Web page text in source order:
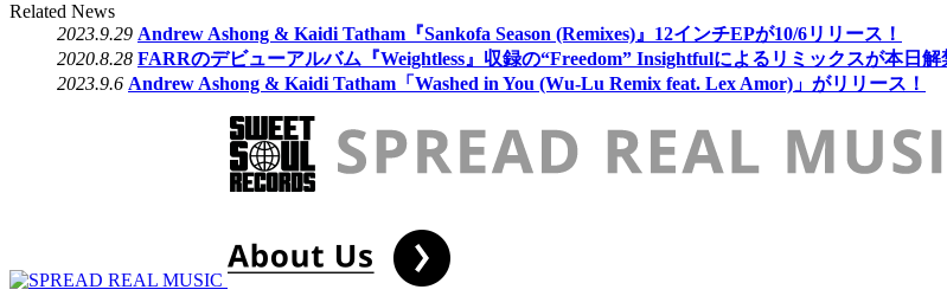
Related News
2023.9.29 Andrew Ashong & Kaidi Tatham『Sankofa Season (Remixes)』12インチEPが10/6リリース！
2020.8.28 FARRのデビューアルバム『Weightless』収録の“Freedom” Insightfulによるリミックスが本日解
2023.9.6 Andrew Ashong & Kaidi Tatham「Washed in You (Wu-Lu Remix feat. Lex Amor)」がリリース！